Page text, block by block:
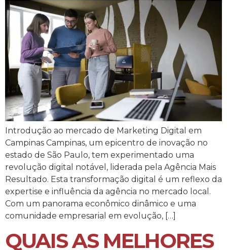
Introdução ao mercado de Marketing Digital em
Campinas Campinas, um epicentro de inovação no
estado de São Paulo, tem experimentado uma
revolução digital notável, liderada pela Agência Mais
Resultado. Esta transformação digital é um reflexo da
expertise e influência da agência no mercado local.
Com um panorama econômico dinâmico e uma
comunidade empresarial em evolução, […]
QUAIS AS MELHORES